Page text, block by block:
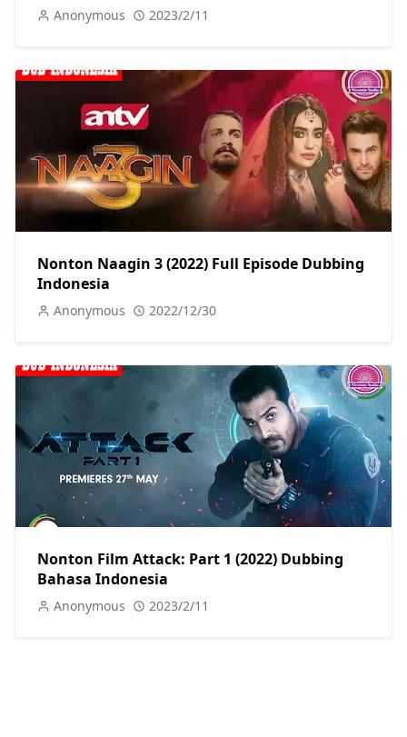
Anonymous 2023/2/11
Nonton Naagin 3 (2022) Full Episode Dubbing
Indonesia
Anonymous 2022/12/30
Nonton Film Attack: Part 1 (2022) Dubbing
Bahasa Indonesia
Anonymous 2023/2/11